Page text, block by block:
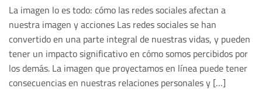
La imagen lo es todo: cómo las redes sociales afectan a
nuestra imagen y acciones Las redes sociales se han
convertido en una parte integral de nuestras vidas, y pueden
tener un impacto significativo en cómo somos percibidos por
los demás. La imagen que proyectamos en línea puede tener
consecuencias en nuestras relaciones personales y […]